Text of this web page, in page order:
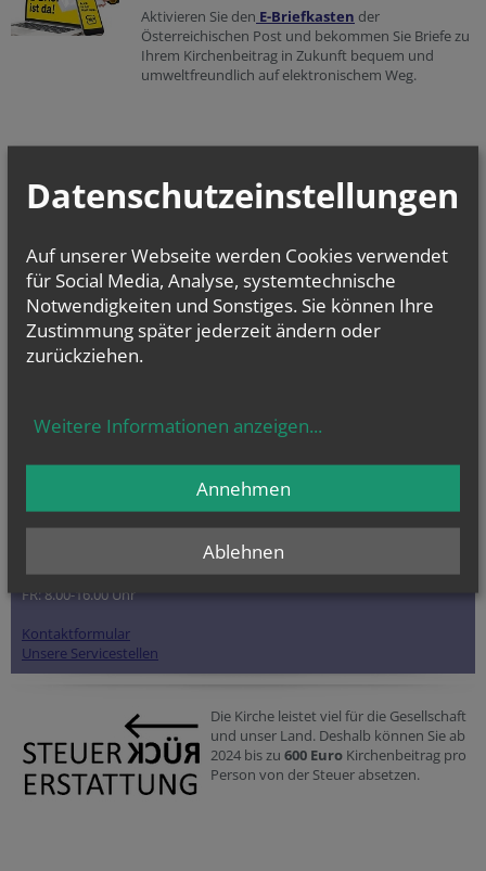
Aktivieren Sie den E-Briefkasten der
Österreichischen Post und bekommen Sie Briefe zu
Ihrem Kirchenbeitrag in Zukunft bequem und
umweltfreundlich auf elektronischem Weg.
Servicetelefon:
050155-2000
MO-DO: 8.00-18.00 Uhr
FR: 8.00-16.00 Uhr
Kontaktformular
Unsere Servicestellen
Die Kirche leistet viel für die Gesellschaft
und unser Land. Deshalb können Sie ab
2024 bis zu 600 Euro Kirchenbeitrag pro
Person von der Steuer absetzen.
Datenschutzeinstellungen
Auf unserer Webseite werden Cookies verwendet
für Social Media, Analyse, systemtechnische
Notwendigkeiten und Sonstiges. Sie können Ihre
Zustimmung später jederzeit ändern oder
zurückziehen.
Weitere Informationen anzeigen...
Ablehnen
Annehmen